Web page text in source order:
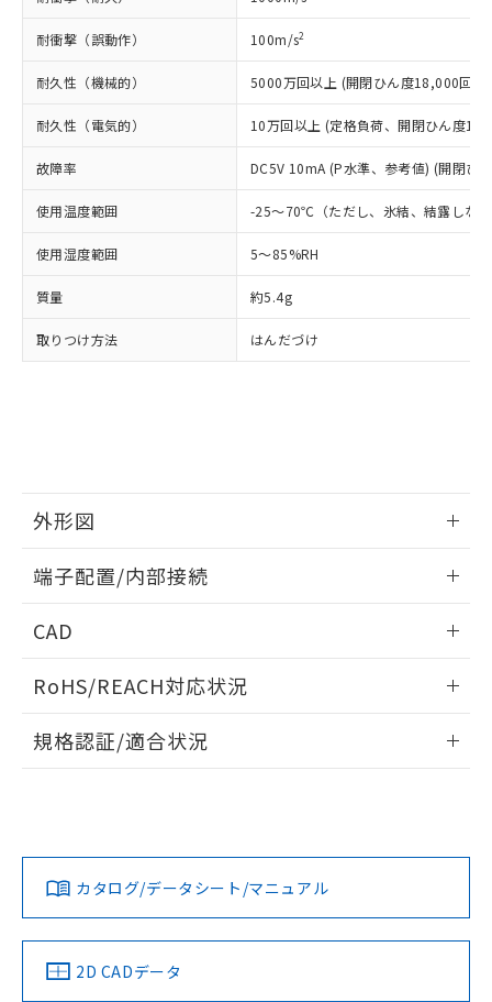
耐衝撃（誤動作） 100m/s2
耐久性（機械的） 5000万回以上 (開閉ひん度18,000回/h)
耐久性（電気的） 10万回以上 (定格負荷、開閉ひん度
故障率 DC5V 10mA (P水準、参考値) (開閉ひ
使用温度範囲 -25～70℃（ただし、氷結、結露しな
使用湿度範囲 5～85%RH
質量 約5.4g
取りつけ方法 はんだづけ
外形図
外形図
端子配置/内部接続
端子配置/内部接続
CAD
ドすることができます。
ログイン/会員登録
ダウンロードデータをご利用いただく前に、以下を必ずお読
みください。
ソフトウェアの使用条件
RoHS/REACH対応状況
EU RoHS 注意事項・凡例
対応済み
中国 RoHS 注意事項・凡例
規格認証/適合状況
カタログ/データシート/マニュアル
2D CADデータ
正式な納期状況および標準価格はお客
様のお取引先、またはお客様担当のオ
ムロン制御機器販売店・当社販売員に
ご相談ください。
オムロン制御機器販売店や当社販売拠
点は「
販売ネットワーク
」をご確認
在庫状況および標準価格結果を当社の
事前の承諾なく第三者に漏洩または開
示しないようお願いします。
マイパーツ機能（部品リスト作成サー
ビス）をご利用いただくには、I-Web
メンバーズにご登録されている必要が
お客様が当ウェブサイト上で当社にご
登録された部品リストについて、当社
の共同利用に関して"
の「1.共同利
指します。
（DBP） 1000ppm以下、フタル酸ジイソブチル
但し、RoHS指令で産業用監視および制御機器に対する
適用除外項目は除く。
フタル酸エステル類の４物質については閾値を超える意
図的な使用がないことを確認しています。
部品在庫の切り替え状況などにより、予定
月が前後することがあります。
※3 非含有証明書ダウンロード
51物質の非含有証明書（当社基準）
※本証明書は発行日時点で非含有を証明す
ものではありません。
また、RoHS指令のフタル酸エステル類４
物質の対応では、対応完了までの期間は出
欄に対応日を記載しておりました。
既に当社にて対応品への在庫切替を完了
していることから、特段のことがない限
す。
DBP(フタル酸ジブチル) : 1000ppm、 DIBP(フタル酸ジ
イソブチル) : 1000ppm、 BBP(フタル酸ブチルベンジ
DEHP(フタル酸ビス(2-エチルヘキシル)) : 1000ppm
※2 環境保護使用期限
「ｅ」：有害物質（10物質）のすべてが基
準値以下であることを示します。
「10」：通常の使用状況下において有害物
質が外部に漏えいし、環境に深刻な影響を
及ぼさない年数を意味します。
「－」：未確認です。当社販売部門へお問
い合わせください。
当社は規制貨物を破棄する場合は、完
全に破砕するなど、違法に輸出されな
いよう必要な手段を講じます。
当社は貴社製品を、核兵器、ミサイ
ル、化学兵器、生物兵器またはその他
武器並びにこれらの製造装置等に一切
使用いたしません。
当社は、貴社製品を第三者に販売する
場合は、上記1、2および3の内容を当
該第三者に通知します。また当社は、
販売先および販売に係わる関係者が違
法に輸出するおそれがある場合は、取
り引きをいたしません。
△ 一定数には満たないが在庫あり
在庫なし(最新の在庫状況につ
いては、お客様のお取引先、ま
たはお客様担当のオムロン制御
機器販売店・当社販売員にご確
認ください)
空
受注生産機種、また在庫状況の
情報を公開していない機種